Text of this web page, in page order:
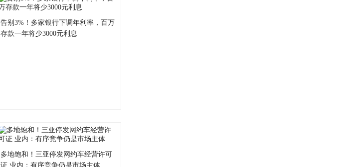
告别3%！多家银行下调年利率，百万
存款一年将少3000元利息
多地饱和！三亚停发网约车经营许可
证 业内：有序竞争仍是市场主体